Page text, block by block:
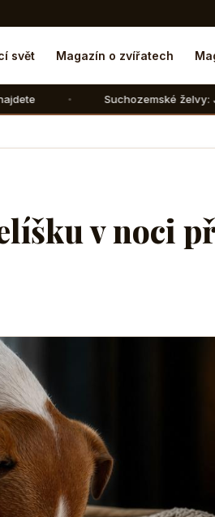
svět Magazín o zvířatech
Suchozemské želvy: Jak jim správně
v noci